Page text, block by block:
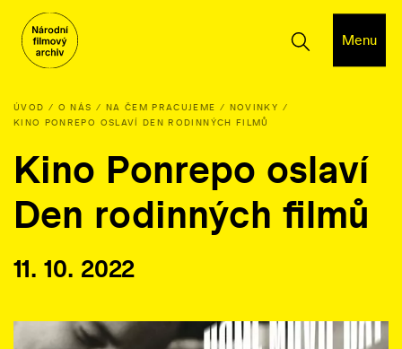
Menu
ÚVOD O NÁS NA ČEM PRACUJEME
NOVINKY
KINO PONREPO OSLAVÍ DEN RODINNÝCH FILMŮ
Kino Ponrepo oslaví
Den rodinných filmů
11. 10. 2022